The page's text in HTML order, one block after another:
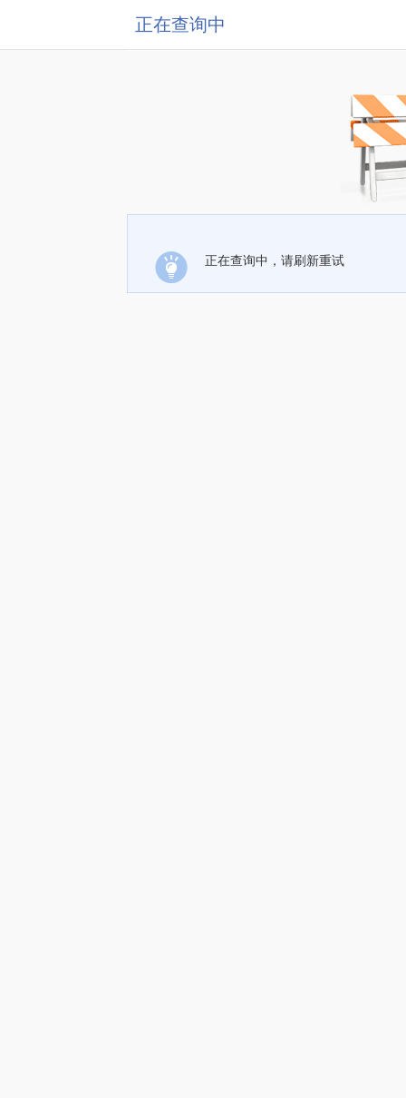
正在查询中
正在查询中，请刷新重试